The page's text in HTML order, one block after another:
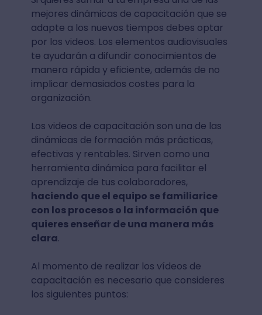
mejores dinámicas de capacitación que se
adapte a los nuevos tiempos debes optar
por los videos. Los elementos audiovisuales
te ayudarán a difundir conocimientos de
manera rápida y eficiente, además de no
implicar demasiados costes para la
organización.
Los videos de capacitación son una de las
dinámicas de formación más prácticas,
efectivas y rentables. Sirven como una
herramienta dinámica para facilitar el
aprendizaje de tus colaboradores,
haciendo que el equipo se familiarice
con los procesos o la información que
quieres enseñar de una manera más
clara.
Al momento de realizar los vídeos de
capacitación es necesario que consideres
los siguientes puntos: